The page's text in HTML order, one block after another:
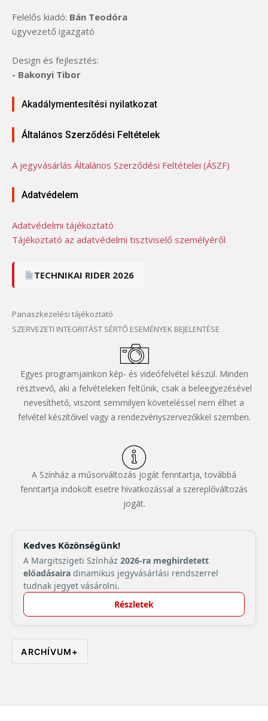
Felelős kiadó: Bán Teodóra
ügyvezető igazgató
Design és fejlesztés:
- Bakonyi Tibor
Akadálymentesítési nyilatkozat
Általános Szerződési Feltételek
A jegyvásárlás Általános Szerződési Feltételei (ÁSZF)
Adatvédelem
Adatvédelmi tájékoztató
Tájékoztató az adatvédelmi tisztviselő személyéről
TECHNIKAI RIDER 2026
Panaszkezelési tájékoztató
SZERVEZETI INTEGRITÁST SÉRTŐ ESEMÉNYEK BEJELENTÉSE
Egyes programjainkon kép- és videófelvétel készül. Minden
résztvevő, aki a felvételeken feltűnik, csak a beleegyezésével
nevesíthető, viszont semmilyen követeléssel nem élhet a
felvétel készítőivel vagy a rendezvényszervezőkkel szemben.
A Színház a műsorváltozás jogát fenntartja, továbbá
fenntartja indokolt esetre hivatkozással a szereplőváltozás
jogát.
Kedves Közönségünk!
A Margitszigeti Színház 2026-ra meghirdetett
előadásaira dinamikus jegyvásárlási rendszerrel
tudnak jegyet vásárolni.
Részletek
ARCHÍVUM+